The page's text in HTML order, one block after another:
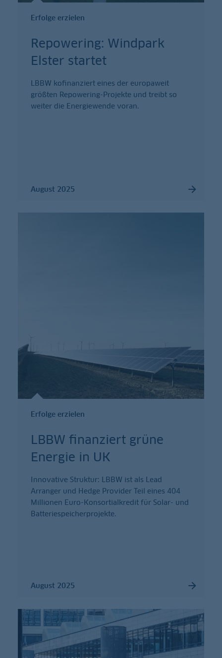
Erfolge erzielen
Repowering: Windpark
Elster startet
LBBW kofinanziert eines der europaweit
größten Repowering-Projekte und treibt so
weiter die Energiewende voran.
August 2025
Erfolge erzielen
LBBW finanziert grüne
Energie in UK
Innovative Struktur: LBBW ist als Lead
Arranger und Hedge Provider Teil eines 404
Millionen Euro-Konsortialkredit für Solar- und
Batteriespeicherprojekte.
August 2025